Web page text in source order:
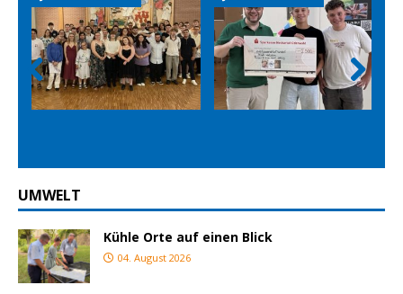
Prev
ious
Nex
t
UMWELT
Kühle Orte auf einen Blick
04. August 2026